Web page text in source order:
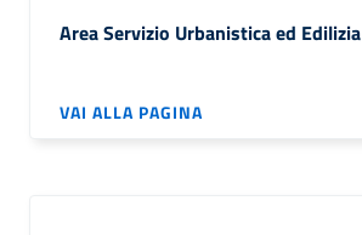
Area Servizio Urbanistica ed Edilizia
VAI ALLA PAGINA